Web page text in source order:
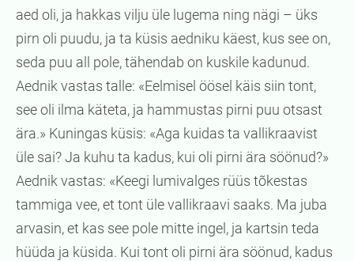
aed oli, ja hakkas vilju üle lugema ning nägi – üks
pirn oli puudu, ja ta küsis aedniku käest, kus see on,
seda puu all pole, tähendab on kuskile kadunud.
Aednik vastas talle: «Eelmisel öösel käis siin tont,
see oli ilma käteta, ja hammustas pirni puu otsast
ära.» Kuningas küsis: «Aga kuidas ta vallikraavist
üle sai? Ja kuhu ta kadus, kui oli pirni ära söönud?»
Aednik vastas: «Keegi lumivalges rüüs tõkestas
tammiga vee, et tont üle vallikraavi saaks. Ma juba
arvasin, et kas see pole mitte ingel, ja kartsin teda
hüüda ja küsida. Kui tont oli pirni ära söönud, kadus